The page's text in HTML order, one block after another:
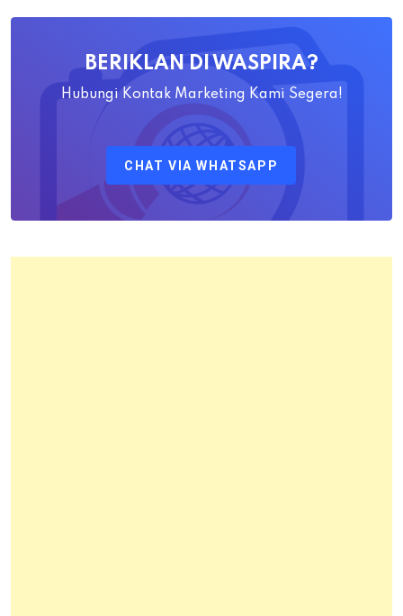
Ahadiat
Pertanahan
Kota
BERIKLAN DI WASPIRA?
Hubungi Kontak Marketing Kami Segera!
CHAT VIA WHATSAPP